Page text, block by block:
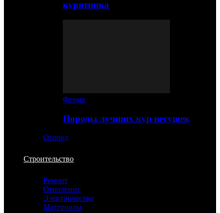
курятника
Ферма
Породы лучших кур несушек
Огород
Строительство
Ремонт
Отопление
Электричество
Материалы